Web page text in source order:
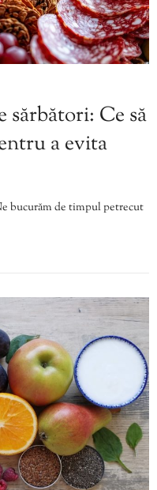
sărbători: Ce să
a evita
bucurăm de timpul petrecut